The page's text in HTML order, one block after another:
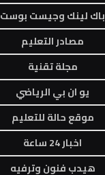
باك لينك وجيست بوست
مصادر التعليم
مجلة تقنية
يو ان بي الرياضي
موقع حالة للتعليم
اخبار 24 ساعة
هيدب فنون وترفيه